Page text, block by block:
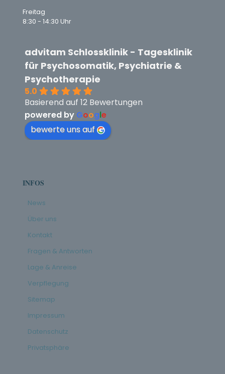
Freitag
8:30 - 14:30 Uhr
advitam Schlossklinik - Tagesklinik
für Psychosomatik, Psychiatrie &
Psychotherapie
5.0
Basierend auf 12 Bewertungen
powered by Google
bewerte uns auf
INFOS
News
Über uns
Kontakt
Fragen & Antworten
Lage & Anreise
Verpflegung
Sitemap
Impressum
Datenschutz
Privatsphäre